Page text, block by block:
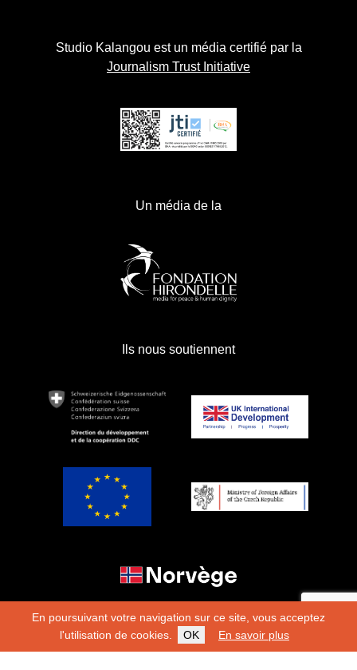
En poursuivant votre navigation sur ce site, vous acceptez
l'utilisation de cookies.
OK En savoir plus
Studio Kalangou est un média certifié par la
Journalism Trust Initiative
Un média de la
Ils nous soutiennent